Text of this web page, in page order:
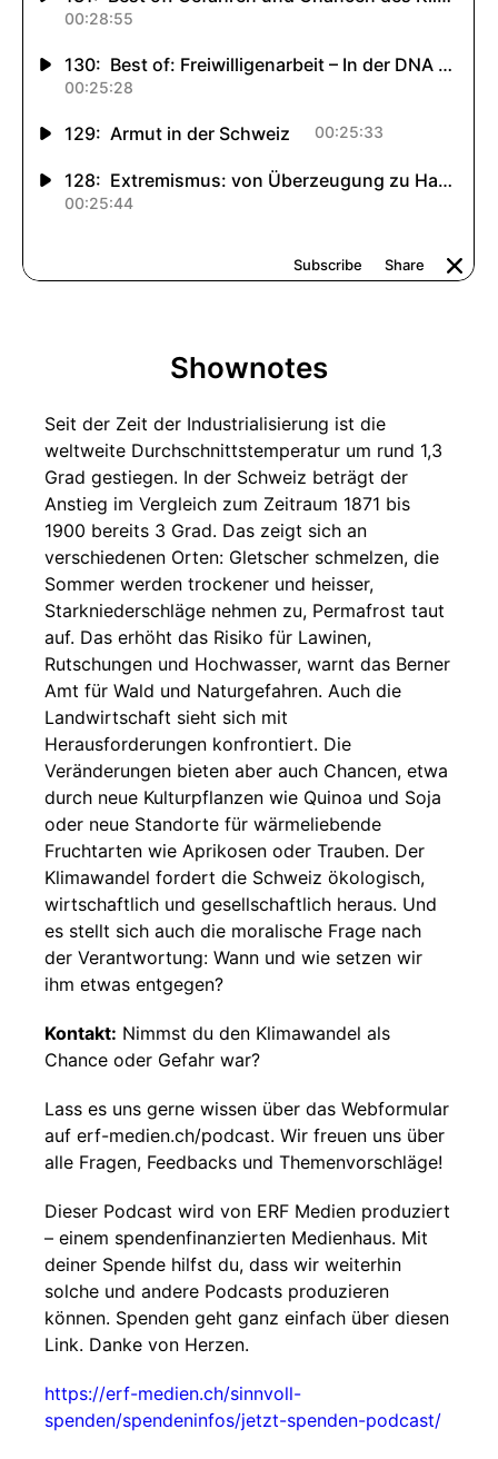
Shownotes
Seit der Zeit der Industrialisierung ist die
weltweite Durchschnittstemperatur um rund 1,3
Grad gestiegen. In der Schweiz beträgt der
Anstieg im Vergleich zum Zeitraum 1871 bis
1900 bereits 3 Grad. Das zeigt sich an
verschiedenen Orten: Gletscher schmelzen, die
Sommer werden trockener und heisser,
Starkniederschläge nehmen zu, Permafrost taut
auf. Das erhöht das Risiko für Lawinen,
Rutschungen und Hochwasser, warnt das Berner
Amt für Wald und Naturgefahren. Auch die
Landwirtschaft sieht sich mit
Herausforderungen konfrontiert. Die
Veränderungen bieten aber auch Chancen, etwa
durch neue Kulturpflanzen wie Quinoa und Soja
oder neue Standorte für wärmeliebende
Fruchtarten wie Aprikosen oder Trauben. Der
Klimawandel fordert die Schweiz ökologisch,
wirtschaftlich und gesellschaftlich heraus. Und
es stellt sich auch die moralische Frage nach
der Verantwortung: Wann und wie setzen wir
ihm etwas entgegen?
Kontakt: Nimmst du den Klimawandel als
Chance oder Gefahr war?
Lass es uns gerne wissen über das Webformular
auf erf-medien.ch/podcast. Wir freuen uns über
alle Fragen, Feedbacks und Themenvorschläge!
Dieser Podcast wird von ERF Medien produziert
– einem spendenfinanzierten Medienhaus. Mit
deiner Spende hilfst du, dass wir weiterhin
solche und andere Podcasts produzieren
können. Spenden geht ganz einfach über diesen
Link. Danke von Herzen.
https://erf-medien.ch/sinnvoll-
spenden/spendeninfos/jetzt-spenden-podcast/